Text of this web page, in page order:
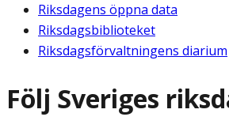
Riksdagens öppna data
Riksdagsbiblioteket
Riksdagsförvaltningens diarium
Följ Sveriges